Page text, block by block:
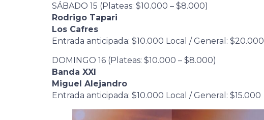
SÁBADO 15 (Plateas: $10.000 – $8.000)
Rodrigo Tapari
Los Cafres
Entrada anticipada: $10.000 Local / General: $20.000
DOMINGO 16 (Plateas: $10.000 – $8.000)
Banda XXI
Miguel Alejandro
Entrada anticipada: $10.000 Local / General: $15.000